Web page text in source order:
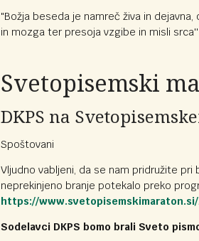
"Božja beseda je namreč živa in
in mozga ter presoja vzgibe in misli
Svetopisemski
DKPS na
Spoštovani
Vljudno vabljeni, da se nam pridružite
neprekinjeno branje potekalo preko
https://
Sodelavci DKPS bomo brali Sveto